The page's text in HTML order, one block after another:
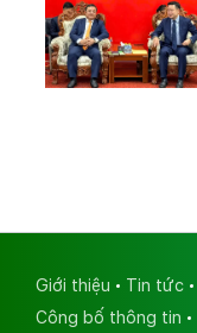
Giới thiệu Tin tức
Công bố thông tin